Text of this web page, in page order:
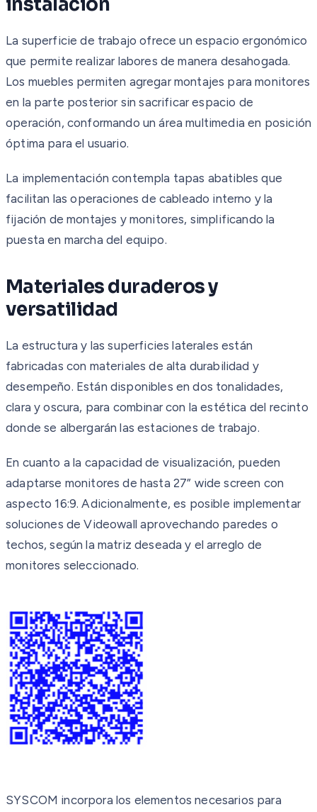
La superficie de trabajo ofrece un espacio ergonómico
que permite realizar labores de manera desahogada.
Los muebles permiten agregar montajes para monitores
en la parte posterior sin sacrificar espacio de
operación, conformando un área multimedia en posición
óptima para el usuario.
La implementación contempla tapas abatibles que
facilitan las operaciones de cableado interno y la
fijación de montajes y monitores, simplificando la
puesta en marcha del equipo.
Materiales duraderos y
versatilidad
La estructura y las superficies laterales están
fabricadas con materiales de alta durabilidad y
desempeño. Están disponibles en dos tonalidades,
clara y oscura, para combinar con la estética del recinto
donde se albergarán las estaciones de trabajo.
En cuanto a la capacidad de visualización, pueden
adaptarse monitores de hasta 27” wide screen con
aspecto 16:9. Adicionalmente, es posible implementar
soluciones de Videowall aprovechando paredes o
techos, según la matriz deseada y el arreglo de
monitores seleccionado.
SYSCOM incorpora los elementos necesarios para